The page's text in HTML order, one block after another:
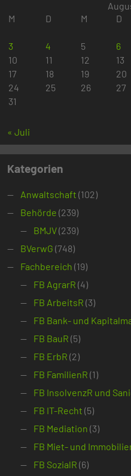
M
D M D
3
4 5 6
10
11 12 13
17
18 19 20
24
25 26 27
31
« Juli
Kategorien
Anwaltschaft (102)
Behörde (239)
BMJV(239)
BVerwG (748)
Fachbereich (19)
FB AgrarR (4)
FB ArbeitsR (3)
FB Bank- und
FB BauR (5)
FB ErbR (2)
FB FamilienR (1)
FB InsolvenzR und
FB IT-Recht (5)
FB Mediation (3)
FB Miet- und
FB SozialR (6)